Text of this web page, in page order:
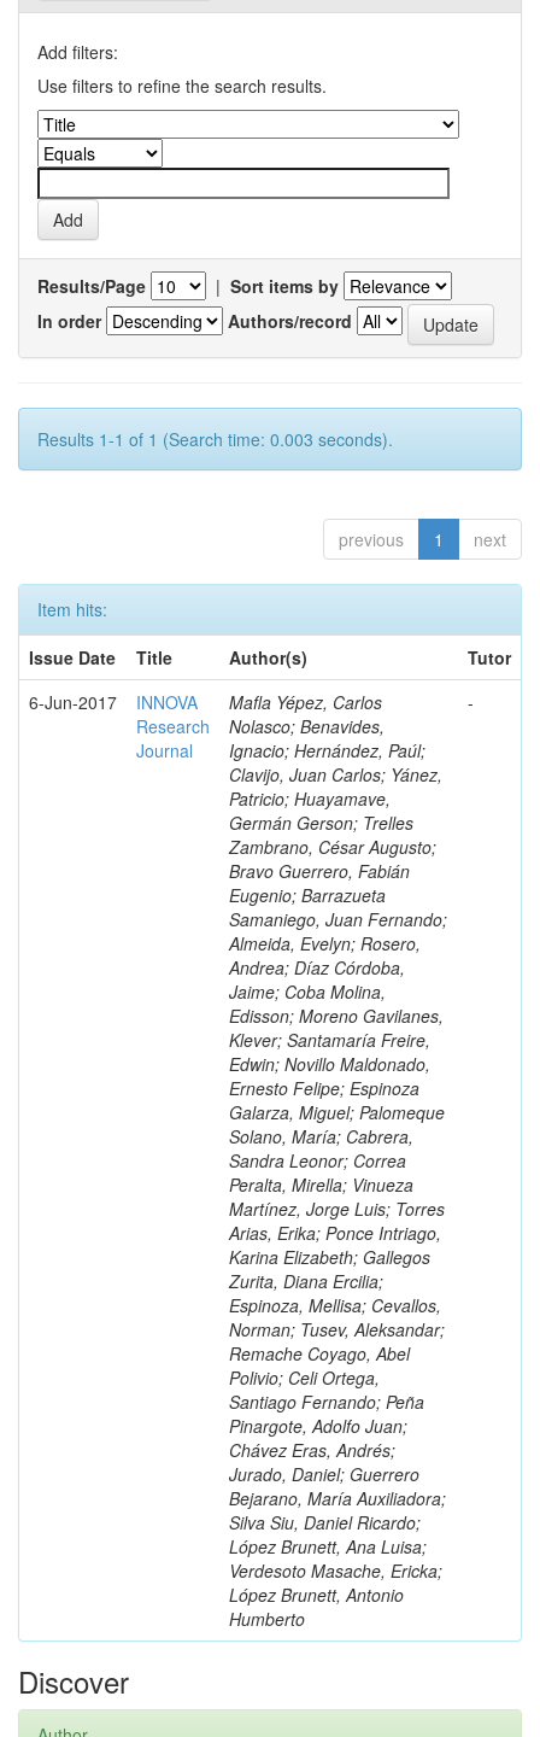
Add filters:
Use filters to refine the search results.
Results/Page | Sort items by
In order
Authors/record
Results 1-1 of 1 (Search time: 0.003 seconds).
previous 1 next
Item hits:
Issue Date
Title Author(s)
Tutor
6-Jun-2017
INNOVA
Research
Journal
Mafla Yépez, Carlos
Nolasco; Benavides,
Ignacio; Hernández, Paúl;
Clavijo, Juan Carlos; Yánez,
Patricio; Huayamave,
Germán Gerson; Trelles
Zambrano, César Augusto;
Bravo Guerrero, Fabián
Eugenio; Barrazueta
Samaniego, Juan Fernando;
Almeida, Evelyn; Rosero,
Andrea; Díaz Córdoba,
Jaime; Coba Molina,
Edisson; Moreno Gavilanes,
Klever; Santamaría Freire,
Edwin; Novillo Maldonado,
Ernesto Felipe; Espinoza
Galarza, Miguel; Palomeque
Solano, María; Cabrera,
Sandra Leonor; Correa
Peralta, Mirella; Vinueza
Martínez, Jorge Luis; Torres
Arias, Erika; Ponce Intriago,
Karina Elizabeth; Gallegos
Zurita, Diana Ercilia;
Espinoza, Mellisa; Cevallos,
Norman; Tusev, Aleksandar;
Remache Coyago, Abel
Polivio; Celi Ortega,
Santiago Fernando; Peña
Pinargote, Adolfo Juan;
Chávez Eras, Andrés;
Jurado, Daniel; Guerrero
Bejarano, María Auxiliadora;
Silva Siu, Daniel Ricardo;
López Brunett, Ana Luisa;
Verdesoto Masache, Ericka;
López Brunett, Antonio
Humberto
-
Discover